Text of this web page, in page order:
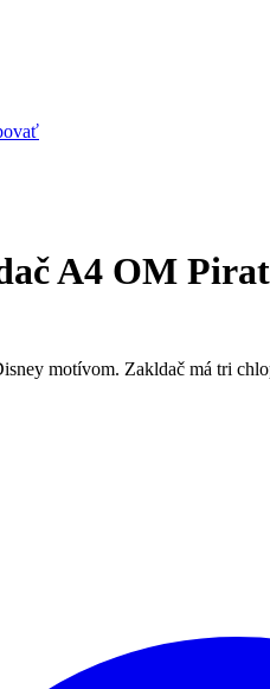
A4 OM
motívom. Zakldač má tri